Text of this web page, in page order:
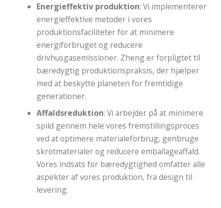
Energieffektiv produktion: Vi implementerer
energieffektive metoder i vores
produktionsfaciliteter for at minimere
energiforbruget og reducere
drivhusgasemissioner. Zheng er forpligtet til
bæredygtig produktionspraksis, der hjælper
med at beskytte planeten for fremtidige
generationer.
Affaldsreduktion: Vi arbejder på at minimere
spild gennem hele vores fremstillingsproces
ved at optimere materialeforbrug, genbruge
skrotmaterialer og reducere emballageaffald.
Vores indsats for bæredygtighed omfatter alle
aspekter af vores produktion, fra design til
levering.